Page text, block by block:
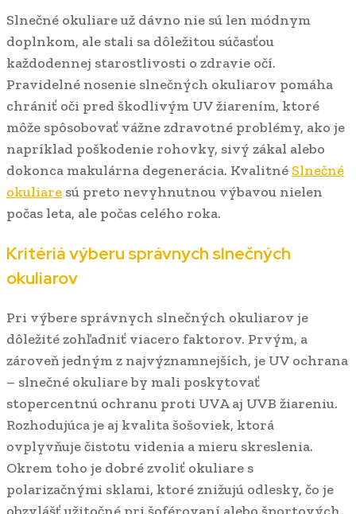
Slnečné okuliare už dávno nie sú len módnym
doplnkom, ale stali sa dôležitou súčasťou
každodennej starostlivosti o zdravie očí.
Pravidelné nosenie slnečných okuliarov pomáha
chrániť oči pred škodlivým UV žiarením, ktoré
môže spôsobovať vážne zdravotné problémy, ako je
napríklad poškodenie rohovky, sivý zákal alebo
dokonca makulárna degenerácia. Kvalitné Slnečné
okuliare sú preto nevyhnutnou výbavou nielen
počas leta, ale počas celého roka.
Kritériá výberu správnych slnečných
okuliarov
Pri výbere správnych slnečných okuliarov je
dôležité zohľadniť viacero faktorov. Prvým, a
zároveň jedným z najvýznamnejších, je UV ochrana
– slnečné okuliare by mali poskytovať
stopercentnú ochranu proti UVA aj UVB žiareniu.
Rozhodujúca je aj kvalita šošoviek, ktorá
ovplyvňuje čistotu videnia a mieru skreslenia.
Okrem toho je dobré zvoliť okuliare s
polarizačnými sklami, ktoré znižujú odlesky, čo je